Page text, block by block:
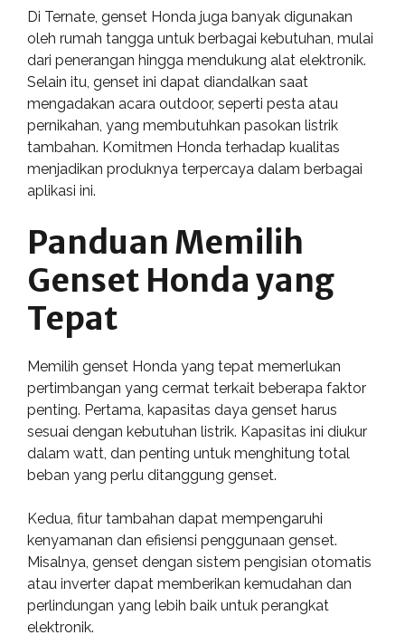
Di Ternate, genset Honda juga banyak digunakan
oleh rumah tangga untuk berbagai kebutuhan, mulai
dari penerangan hingga mendukung alat elektronik.
Selain itu, genset ini dapat diandalkan saat
mengadakan acara outdoor, seperti pesta atau
pernikahan, yang membutuhkan pasokan listrik
tambahan. Komitmen Honda terhadap kualitas
menjadikan produknya terpercaya dalam berbagai
aplikasi ini.
Panduan Memilih
Genset Honda yang
Tepat
Memilih genset Honda yang tepat memerlukan
pertimbangan yang cermat terkait beberapa faktor
penting. Pertama, kapasitas daya genset harus
sesuai dengan kebutuhan listrik. Kapasitas ini diukur
dalam watt, dan penting untuk menghitung total
beban yang perlu ditanggung genset.
Kedua, fitur tambahan dapat mempengaruhi
kenyamanan dan efisiensi penggunaan genset.
Misalnya, genset dengan sistem pengisian otomatis
atau inverter dapat memberikan kemudahan dan
perlindungan yang lebih baik untuk perangkat
elektronik.